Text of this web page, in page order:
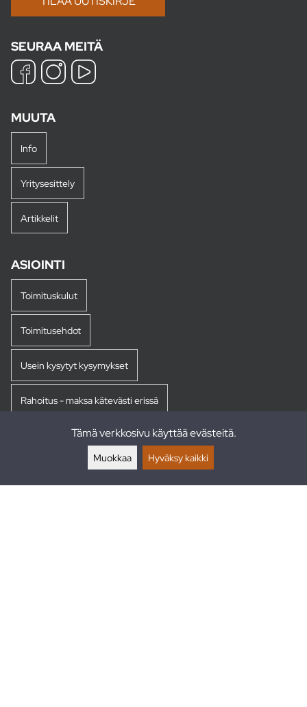
SEURAA MEITÄ
MUUTA
Info
Yritysesittely
Artikkelit
ASIOINTI
Toimituskulut
Toimitusehdot
Usein kysytyt kysymykset
Rahoitus - maksa kätevästi erissä
Tämä verkkosivu käyttää evästeitä.
Muokkaa Hyväksy kaikki